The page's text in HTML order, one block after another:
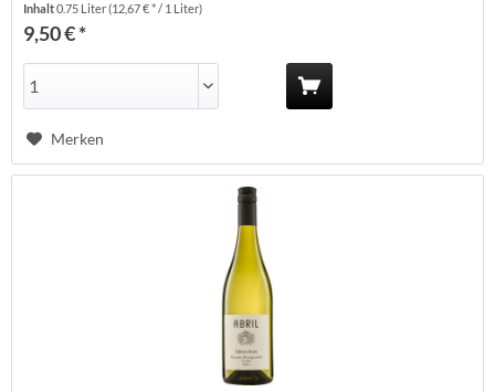
Baden/Kaiserstuhl Anbauverband: Ecovin Rebsorte:
Weißburgunder, Chardonnay Jahrgang: Temperatur:...
Inhalt0.75 Liter(12,67 € * / 1 Liter)
9,50 € *
Merken